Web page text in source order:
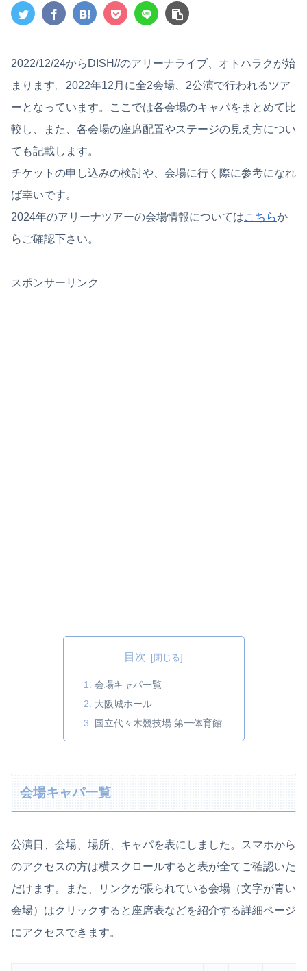
2022/12/24からDISH//のアリーナライブ、オトハラクが始
まります。2022年12月に全2会場、2公演で行われるツア
ーとなっています。ここでは各会場のキャパをまとめて比
較し、また、各会場の座席配置やステージの見え方につい
ても記載します。
チケットの申し込みの検討や、会場に行く際に参考になれ
ば幸いです。
2024年のアリーナツアーの会場情報についてはこちらか
らご確認下さい。
スポンサーリンク
目次
会場キャパ一覧
大阪城ホール
国立代々木競技場 第一体育館
会場キャパ一覧
公演日、会場、場所、キャパを表にしました。スマホから
のアクセスの方は横スクロールすると表が全てご確認いた
だけます。また、リンクが張られている会場（文字が青い
会場）はクリックすると座席表などを紹介する詳細ページ
にアクセスできます。